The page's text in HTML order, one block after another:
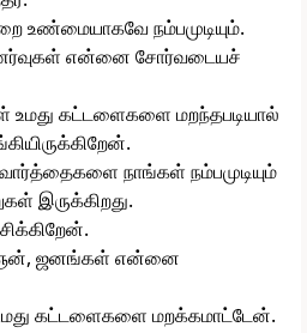
உண்மையாகவே நம்பமுடியும்.
என்னை சோர்வடையச்
கட்டளைகளை மறந்தபடியால்
நாங்கள் நம்பமுடியும்
இருக்கிறது.
ஜனங்கள் என்னை
கட்டளைகளை மறக்கமாட்டேன்.